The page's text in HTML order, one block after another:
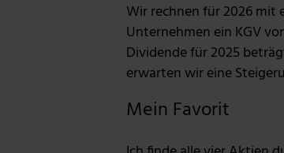
Wir rechnen für 2026 mit
Unternehmen ein KGV
Dividende für 2025
erwarten wir eine
Mein Favorit